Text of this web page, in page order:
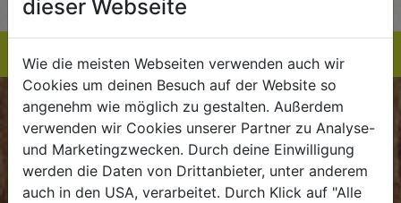
BIOKISTE
Kundenservice
Mo - Do: 8.00 - 16.00 Uhr
dieser Webseite
Wie die meisten Webseiten verwenden auch wir
Cookies um deinen Besuch auf der Website so
angenehm wie möglich zu gestalten. Außerdem
verwenden wir Cookies unserer Partner zu Analyse-
und Marketingzwecken. Durch deine Einwilligung
werden die Daten von Drittanbieter, unter anderem
auch in den USA, verarbeitet. Durch Klick auf "Alle